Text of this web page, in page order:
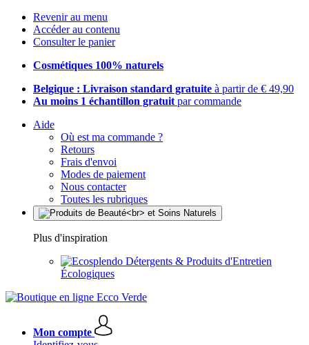
Revenir au menu
Accéder au contenu
Consulter le panier
Cosmétiques 100% naturels
Belgique : Livraison standard gratuite à partir de € 49,90
Au moins 1 échantillon gratuit par commande
Aide
Où est ma commande ?
Retours
Frais d'envoi
Modes de paiement
Nous contacter
Toutes les rubriques
Plus d'inspiration
Détergents & Produits d'Entretien
Écologiques
Mon compte